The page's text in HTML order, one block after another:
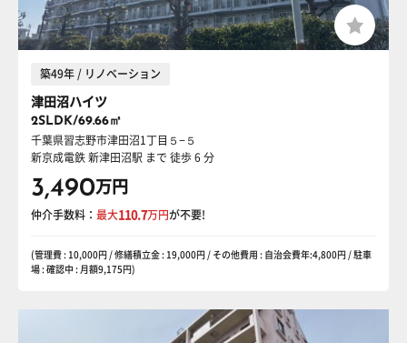
築49年 / リノベーション
津田沼ハイツ
2SLDK/69.66㎡
千葉県習志野市津田沼1丁目５−５
新京成電鉄 新津田沼駅 まで 徒歩 6 分
3,490万円
仲介手数料： 最大110.7万円が不要!
(管理費 : 10,000円 / 修繕積立金 : 19,000円 / その他費用 : 自治会費年:4,800円 / 駐車
場 : 確認中 : 月額9,175円)